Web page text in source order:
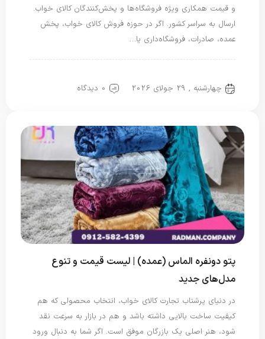
و قیمت همکاری ویژه فروشگاه‌ها و پخش‌کنندگان کالای خواب.
ارسال به سراسر کشور. اگر در حوزه فروش کالای خواب، پخش
عمده، صادرات، فروشگاه‌داری یا…
چهارشنبه , 29 جولای 2026 0 دیدگاه
پتو دونفره الماس (عمده) | لیست قیمت و تنوع
مدل‌های جدید
در دنیای پرشتاب تجارت کالای خواب، انتخاب محصولی که هم
کیفیت ساخت بالایی داشته باشد و هم در بازار به سرعت نقد
شود، هنر اصلی یک بازرگان موفق است. اگر شما به دنبال ورود